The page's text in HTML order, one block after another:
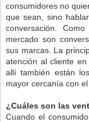
consumidores no
que sean, sino
conversación.
mercado son
sus marcas. La
atención al cliente
allí también están
mayor cercanía con el
¿Cuáles son las
Cuando el